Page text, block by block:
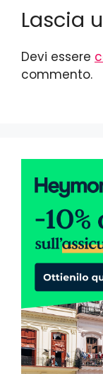
Lascia
Devi essere
commento.